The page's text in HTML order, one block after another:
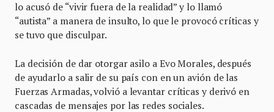
lo acusó de “vivir fuera de la realidad” y lo llamó
“autista” a manera de insulto, lo que le provocó críticas y
se tuvo que disculpar.
La decisión de dar otorgar asilo a Evo Morales, después
de ayudarlo a salir de su país con en un avión de las
Fuerzas Armadas, volvió a levantar críticas y derivó en
cascadas de mensajes por las redes sociales.